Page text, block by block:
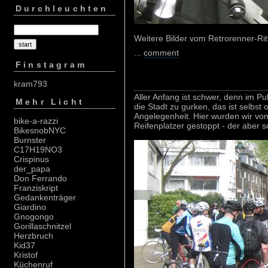
Durchleuchten
Finstagram
kram793
Mehr Licht
bike-a-razzi
BikesnobNYC
Burnster
C17H19NO3
Crispinus
der_papa
Don Ferrando
Franziskript
Gedankenträger
Giardino
Gnogongo
Gorillaschnitzel
Herzbruch
Kid37
Kristof
Küchenruf
Weitere Bilder vom Retrorenner-
comment
Aller Anfang ist schwer, denn im
die Stadt zu gurken, das ist selbst
Angelegenheit. Hier wurden wir
Reifenplatzer gestoppt - der aber